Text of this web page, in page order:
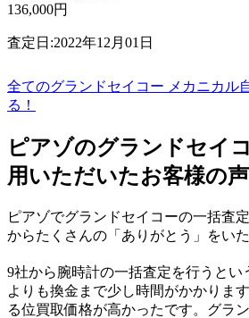
136,000円
査定日:2022年12月01日
全てのグランドセイコー メカニカル
る！
ピアゾのグランドセイ
用いただいたお客様の声
ピアゾでグランドセイコーの一括査
からたくさんの「ありがとう」をい
9社から腕時計の一括査定を行うとい
よりも換金まで少し時間がかかりま
る位買取価格が高かったです。グラ